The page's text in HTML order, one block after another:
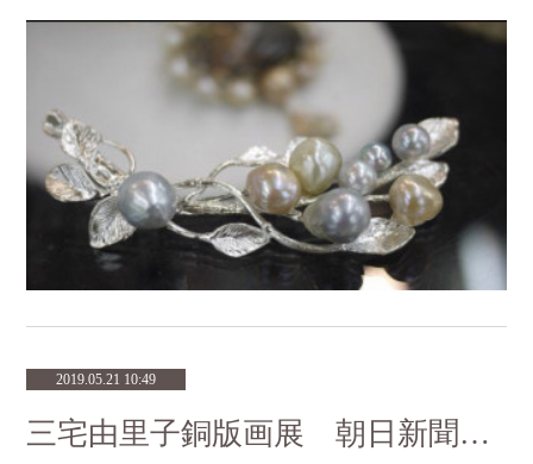
2019.05.21 10:49
三宅由里子銅版画展 朝日新聞掲載のお知らせ